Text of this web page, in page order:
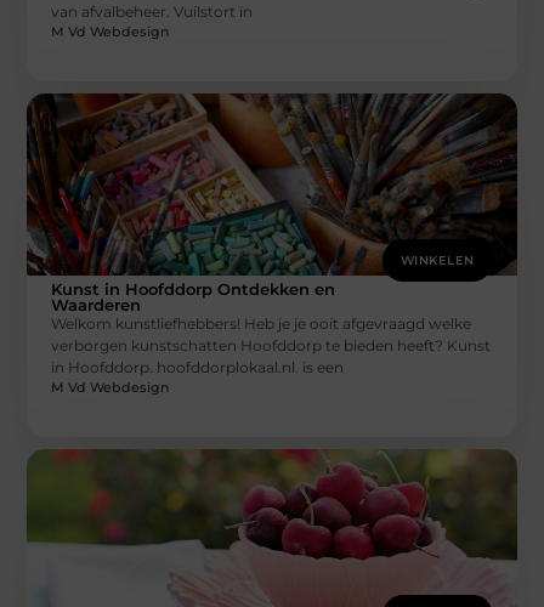
van afvalbeheer. Vuilstort in
M Vd Webdesign
WINKELEN
Kunst in Hoofddorp Ontdekken en
Waarderen
Welkom kunstliefhebbers! Heb je je ooit afgevraagd welke
verborgen kunstschatten Hoofddorp te bieden heeft? Kunst
in Hoofddorp. hoofddorplokaal.nl. is een
M Vd Webdesign